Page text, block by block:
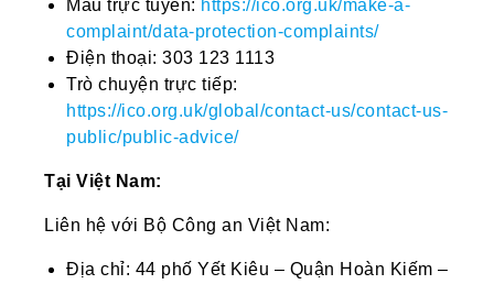
Mẫu trực tuyến: https://ico.org.uk/make-a-
complaint/data-protection-complaints/
Điện thoại: 303 123 1113
Trò chuyện trực tiếp:
https://ico.org.uk/global/contact-us/contact-us-
public/public-advice/
Tại Việt Nam:
Liên hệ với Bộ Công an Việt Nam:
Địa chỉ: 44 phố Yết Kiêu – Quận Hoàn Kiếm –